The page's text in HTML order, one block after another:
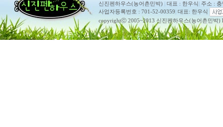
신진펜하우스(농어촌민박) | 대표 : 한우식| 주소 :
사업자등록번호 : 701-52-00359 대표: 한우식
copyrightⓒ 2005~2013 신진펜하우스(농어촌민박)